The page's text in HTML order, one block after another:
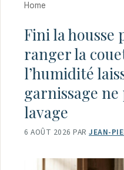
Home
Fini la housse
ranger la
l’humidité
garnissage
lavage
6 AOÛT 2026 PAR JEAN-